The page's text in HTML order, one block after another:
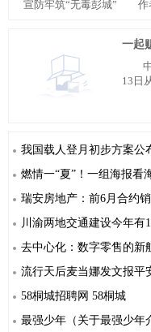
中
13日
我国载人登月初步方案公
燃情一“夏”！一组海报看
瑞安房地产：前6月合约
川渝两地交通建设今年有
去中心化：数字零售的新
流行天后麦当娜发文报平
58桐城招聘网 58桐城
最强少年（关于最强少年